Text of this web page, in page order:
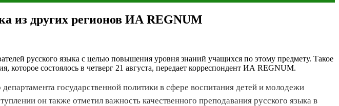
из других регионов ИА REGNUM
русского языка с целью повышения уровня знаний учащихся по этому предмету. Такое
которое состоялось в четверг 21 августа, передает корреспондент ИА REGNUM.
государственной политики в сфере воспитания детей и молодежи
он также отметил важность качественного преподавания русского языка в